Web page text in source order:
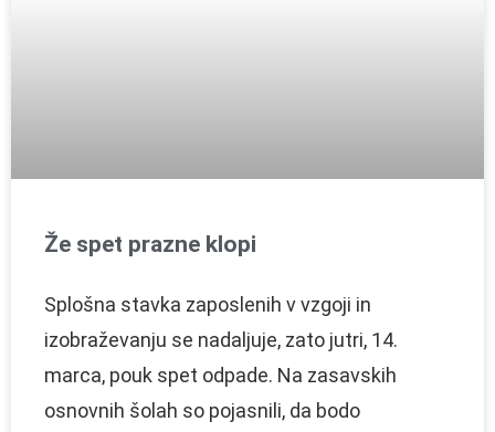
Že spet prazne klopi
Splošna stavka zaposlenih v vzgoji in
izobraževanju se nadaljuje, zato jutri, 14.
marca, pouk spet odpade. Na zasavskih
osnovnih šolah so pojasnili, da bodo